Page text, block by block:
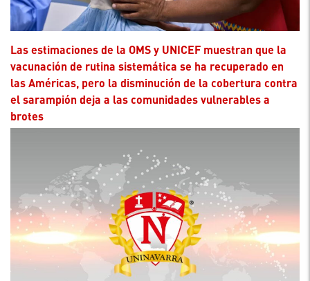
Las estimaciones de la OMS y UNICEF muestran que la
vacunación de rutina sistemática se ha recuperado en
las Américas, pero la disminución de la cobertura contra
el sarampión deja a las comunidades vulnerables a
brotes